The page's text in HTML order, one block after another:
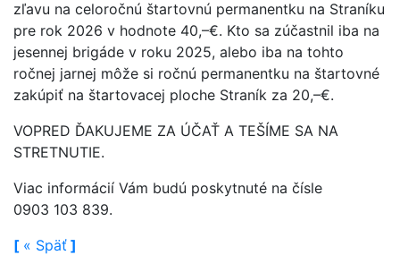
zľavu na celoročnú štartovnú permanentku na Straníku
pre rok 2026 v hodnote 40,–€. Kto sa zúčastnil iba na
jesennej brigáde v roku 2025, alebo iba na tohto
ročnej jarnej môže si ročnú permanentku na štartovné
zakúpiť na štartovacej ploche Straník za 20,–€.
VOPRED ĎAKUJEME ZA ÚČAŤ A TEŠÍME SA NA
STRETNUTIE.
Viac informácií Vám budú poskytnuté na čísle
0903 103 839.
[ « Späť ]